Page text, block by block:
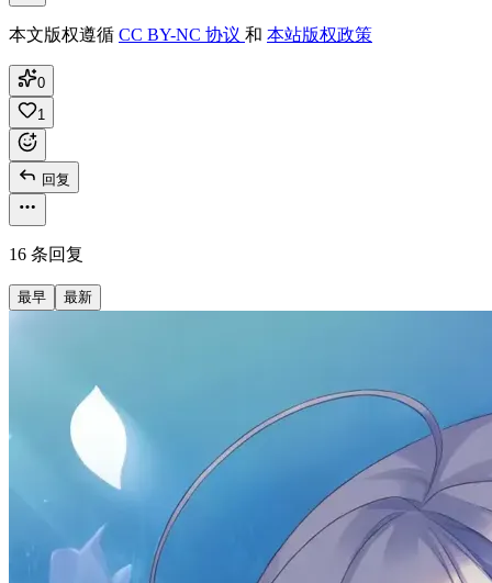
本文版权遵循 CC BY-NC 协议 和 本站版权政策
0
1
回复
16 条回复
最早 最新